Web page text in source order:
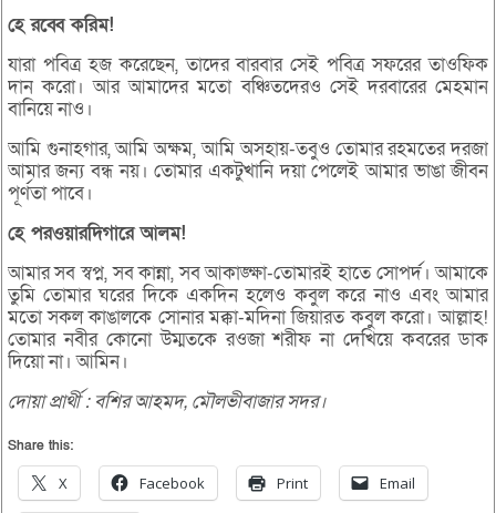
হেরব্বেকরিম!
যারা পবিত্র হজ করেছেন, তাদের বারবার সেই পবিত্র সফরের তাওফিক
দান করো। আর আমাদের মতো বঞ্চিতদেরও সেই দরবারের মেহমান
বানিয়ে নাও।
আমি গুনাহগার, আমি অক্ষম, আমি অসহায়-তবুও তোমার রহমতের দরজা
আমার জন্য বন্ধ নয়। তোমার একটুখানি দয়া পেলেই আমার ভাঙা জীবন
পূর্ণতা পাবে।
হে পরওয়ারদিগারেআলম!
আমার সব স্বপ্ন, সব কান্না, সব আকাঙ্ক্ষা-তোমারই হাতে সোপর্দ। আমাকে
তুমি তোমার ঘরের দিকে একদিন হলেও কবুল করে নাও এবং আমার
মতো সকল কাঙালকে সোনার মক্কা-মদিনা জিয়ারত কবুল করো। আল্লাহ!
তোমার নবীর কোনো উম্মতকে রওজা শরীফ না দেখিয়ে কবরের ডাক
দিয়ো না। আমিন।
দোয়া প্রার্থী: বশিরআহমদ, মৌলভীবাজারসদর।
Share this:
X Facebook Print Email